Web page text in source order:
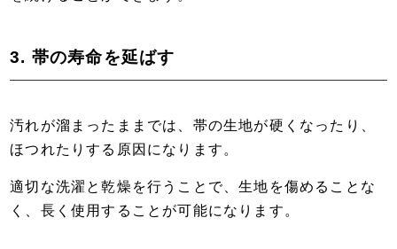
3. 帯の寿命を延ばす
汚れが溜まったままでは、帯の生地が硬くなったり、
ほつれたりする原因になります。
適切な洗濯と乾燥を行うことで、生地を傷めることな
く、長く使用することが可能になります。